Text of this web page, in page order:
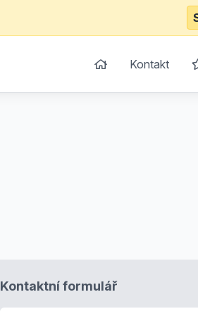
Kontakt
Kontaktní formulář